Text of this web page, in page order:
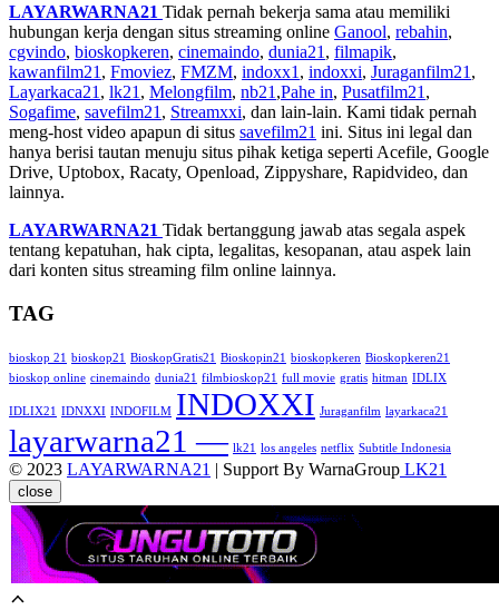
LAYARWARNA21 Tidak pernah bekerja sama atau memiliki
hubungan kerja dengan situs streaming online Ganool, rebahin,
cgvindo, bioskopkeren, cinemaindo, dunia21 , filmapik,
kawanfilm21 , Fmoviez, FMZM, indoxx1 , indoxxi, Juraganfilm21 ,
Layarkaca21 , lk21 , Melongfilm, nb21 ,Pahe in, Pusatfilm21 ,
Sogafime, savefilm21 , Streamxxi, dan lain-lain. Kami tidak pernah
meng-host video apapun di situs savefilm21 ini. Situs ini legal dan
hanya berisi tautan menuju situs pihak ketiga seperti Acefile, Google
Drive, Uptobox, Racaty, Openload, Zippyshare, Rapidvideo, dan
lainnya.
LAYARWARNA21 Tidak bertanggung jawab atas segala aspek
tentang kepatuhan, hak cipta, legalitas, kesopanan, atau aspek lain
dari konten situs streaming film online lainnya.
TAG
bioskop 21 bioskop21 BioskopGratis21 Bioskopin21 bioskopkeren Bioskopkeren21
bioskop online cinemaindo dunia21 filmbioskop21 full movie gratis hitman IDLIX
IDLIX21 IDNXXI INDOFILM INDOXXI Juraganfilm layarkaca21
layarwarna21 — lk21 los angeles netflix Subtitle Indonesia
© 2023 LAYARWARNA21 | Support By WarnaGroup LK21
close